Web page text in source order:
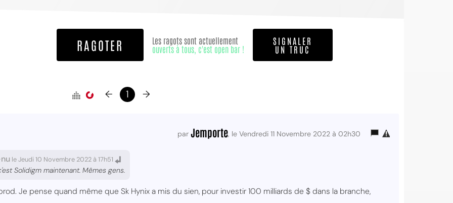
RAGOTER
Les ragots sont actuellement
ouverts à tous, c'est open bar !
SIGNALER
UN TRUC
← 1 →
par Jemporte, le Vendredi 11 Novembre 2022 à 02h30
le Jeudi 10 Novembre 2022 à 17h51
Solidigm maintenant. Mêmes gens.
Je pense quand même que Sk Hynix a mis du sien, pour investir 100 milliards de $ dans la branche,